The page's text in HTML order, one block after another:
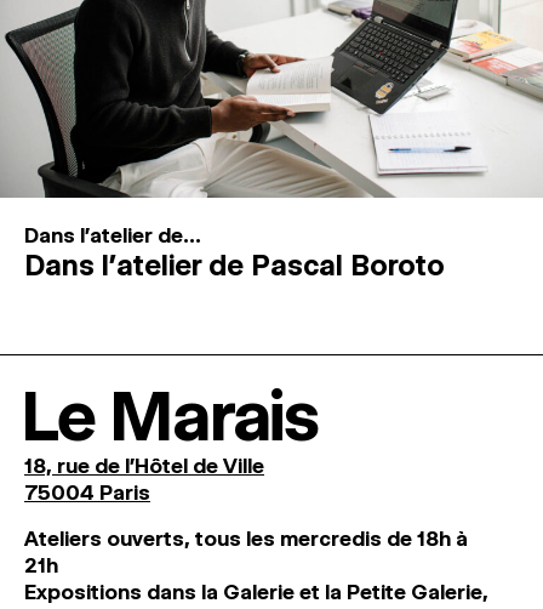
Dans l'atelier de...
Dans l’atelier de Pascal Boroto
Le Marais
18, rue de l'Hôtel de Ville
75004 Paris
Ateliers ouverts, tous les mercredis de 18h à
21h
Expositions dans la Galerie et la Petite Galerie,